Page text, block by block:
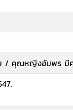
/ คุณหญิงอัมพร มีศุ